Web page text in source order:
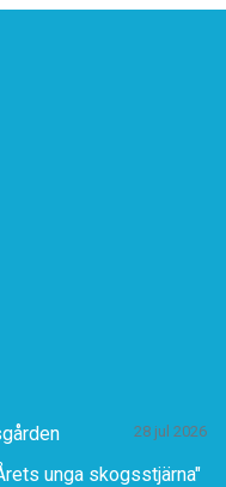
28 jul 2026
unga skogsstjärna"